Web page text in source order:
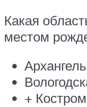
Какая
местом
+